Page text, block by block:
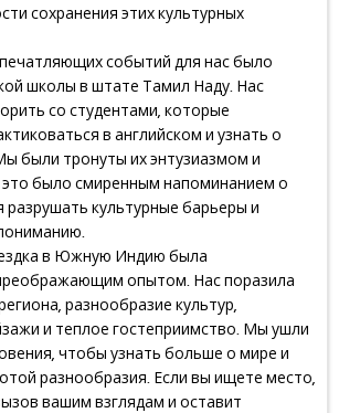
сохранения этих культурных
событий для нас было
школы в штате Тамил Наду. Нас
со студентами, которые
в английском и узнать о
были тронуты их энтузиазмом и
было смиренным напоминанием о
разрушать культурные барьеры и
в Южную Индию была
опытом. Нас поразила
разнообразие культур,
и теплое гостеприимство. Мы ушли
чтобы узнать больше о мире и
разнообразия. Если вы ищете место,
вашим взглядам и оставит